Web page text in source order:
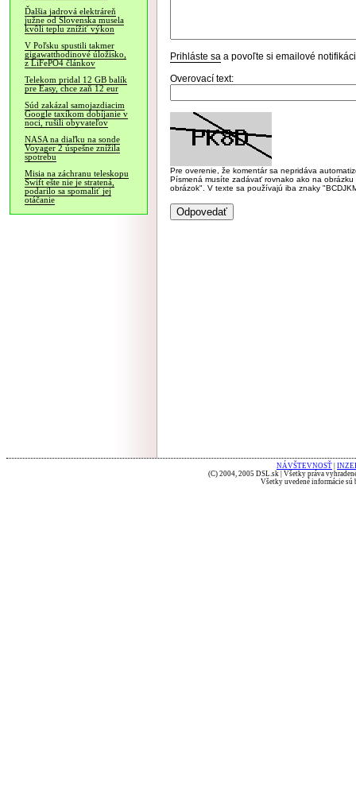
Ďalšia jadrová elektráreň
južne od Slovenska musela
kvôli teplu znížiť výkon
V Poľsku spustili takmer
gigawatthodinové úložisko,
z LiFePO4 článkov
Telekom pridal 12 GB balík
pre Easy, chce zaň 12 eur
Súd zakázal samojazdiacim
Google taxíkom dobíjanie v
noci, rušili obyvateľov
NASA na diaľku na sonde
Voyager 2 úspešne znížila
spotrebu
Misia na záchranu teleskopu
Swift ešte nie je stratená,
podarilo sa spomaliť jej
otáčanie
Prihláste sa a povoľte si emailové
Overovací text:
Pre overenie, že komentár sa nepridáva
Písmená musíte zadávať rovnako ako na
obrázok". V texte sa používajú iba znaky
NÁVŠTEVNOSŤ
(C) 2004, 2005 DSL.sk | Všetky práva
Všetky uvedené informácie sú